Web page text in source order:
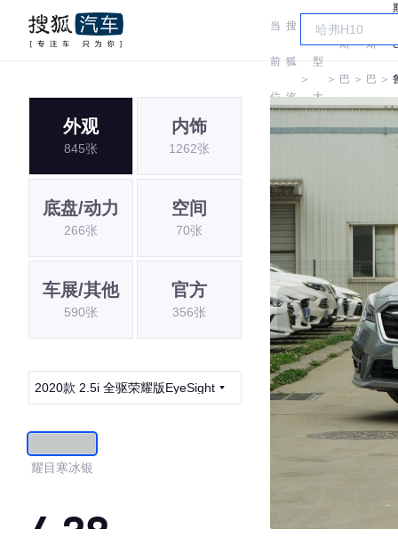
当
前
位
置:
搜
狐
汽
车
＞
车
型
大
全
＞
斯
巴
鲁
＞
斯
巴
鲁
＞
外观
845张
内饰
1262张
底盘/动力
266张
空间
70张
车展/其他
590张
官方
356张
2020款 2.5i 全驱荣耀版EyeSight
耀目寒冰银
4.38